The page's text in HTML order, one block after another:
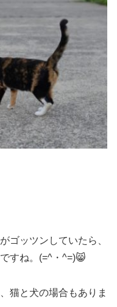
ゴッツンしていたら、
すね。(=^・^=)😸
猫と犬の場合もありま